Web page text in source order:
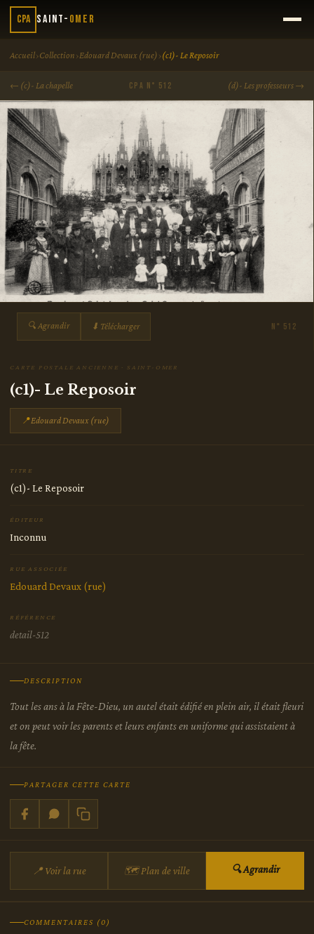
CPA Saint- Omer
Accueil›Collection ›Edouard Devaux (rue) ›(c1)- Le Reposoir
← (c)- La chapelle CPA N° 512 (d)- Les professeurs →
🔍 Agrandir ⬇ Télécharger N° 512
CARTE POSTALE ANCIENNE · SAINT-OMER
(c1)- Le Reposoir
📍Edouard Devaux (rue)
TITRE
(c1)- Le Reposoir
ÉDITEUR
Inconnu
RUE ASSOCIÉE
Edouard Devaux (rue)
RÉFÉRENCE
detail-512
DESCRIPTION
Tout les ans à la Fête-Dieu, un autel était édifié en plein air, il était fleuri
et on peut voir les parents et leurs enfants en uniforme qui assistaient à
la fête.
PARTAGER CETTE CARTE
📍 Voir la rue 🗺 Plan de ville 🔍 Agrandir
COMMENTAIRES (0)